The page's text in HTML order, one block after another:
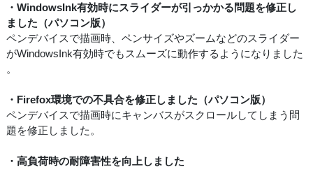
・WindowsInk有効時にスライダーが引っかかる問題を修正し
ました（パソコン版）
ペンデバイスで描画時、ペンサイズやズームなどのスライダー
がWindowsInk有効時でもスムーズに動作するようになりました
。
・Firefox環境での不具合を修正しました（パソコン版）
ペンデバイスで描画時にキャンバスがスクロールしてしまう問
題を修正しました。
・高負荷時の耐障害性を向上しました